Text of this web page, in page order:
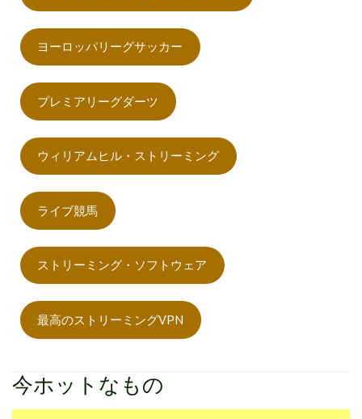
ヨーロッパリーグサッカー
プレミアリーグダーツ
ウィリアムヒル・ストリーミング
ライブ競馬
ストリーミング・ソフトウェア
最高のストリーミングVPN
今ホットなもの